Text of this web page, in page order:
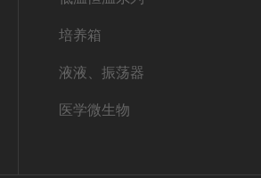
培养箱
液液、振荡器
医学微生物